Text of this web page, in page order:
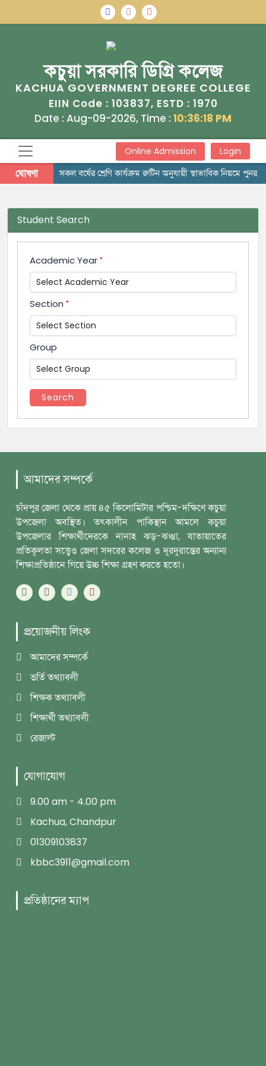
কচুয়া সরকারি ডিগ্রি কলেজ
KACHUA GOVERNMENT DEGREE COLLEGE
EIIN Code : 103837, ESTD : 1970
Date : Aug-09-2026, Time : 10:36:18 PM
Online Admission Login
ঘোষণা সকল বর্ষের শ্রেণি কার্যক্রম রুটিন অনুযায়ী স্বাভাবিক নিয়মে
Student Search
Academic Year
Section
Group
Search
আমাদের সম্পর্কে
চাঁদপুর জেলা থেকে প্রায় ৪৫ কিলোমিটার পশ্চিম-দক্ষিণে কচুয়া
উপজেলা অবস্থিত। তৎকালীন পাকিস্থান আমলে কচুয়া
উপজেলার শিক্ষার্থীদেরকে নানাহ ঝড়-ঝঞ্ঝা, যাতায়াতের
প্রতিকূলতা সত্ত্বেও জেলা সদরের কলেজ ও দূরদুরান্তের অন্যান্য
শিক্ষাপ্রতিষ্ঠানে গিয়ে উচ্চ শিক্ষা গ্রহণ করতে হতো।
প্রয়োজনীয় লিংক
আমাদের সম্পর্কে
ভর্তি তথ্যাবলী
শিক্ষক তথ্যাবলী
শিক্ষার্থী তথ্যাবলী
রেজাল্ট
যোগাযোগ
9.00 am - 4.00 pm
Kachua, Chandpur
01309103837
kbbc3911@gmail.com
প্রতিষ্ঠানের ম্যাপ